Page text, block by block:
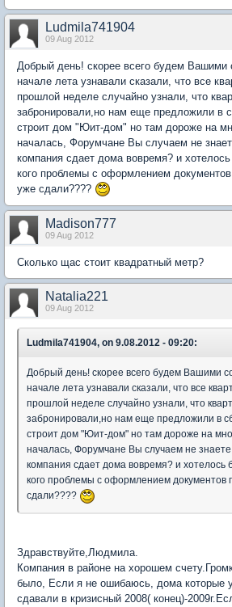
Ludmila741904
09 Aug 2012
Добрый день! скорее всего будем Вашими
начале лета узнавали сказали, что все
прошлой неделе случайно узнали, что
забронировали,но нам еще предложили в
строит дом "Юит-дом" но там дороже на
началась, Форумчане Вы случаем не
компания сдает дома вовремя? и
кого проблемы с оформлением
уже сдали????
Madison777
09 Aug 2012
Сколько щас стоит квадратный метр?
Natalia221
09 Aug 2012
Ludmila741904, on 9.08.2012 - 09:20:
Добрый день! скорее всего будем Вашими
начале лета узнавали сказали, что все
прошлой неделе случайно узнали, что
забронировали,но нам еще предложили в
строит дом "Юит-дом" но там дороже на
началась, Форумчане Вы случаем не
компания сдает дома вовремя? и хотелось
кого проблемы с оформлением документов
сдали????
Здравствуйте,Людмила.
Компания в районе на хорошем
было, Если я не ошибаюсь, дома которые
сдавали в кризисный 2008( конец)-